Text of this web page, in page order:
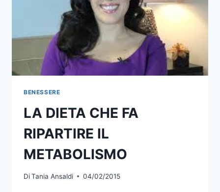
BENESSERE
LA DIETA CHE FA
RIPARTIRE IL
METABOLISMO
DiTania Ansaldi 04/02/2015